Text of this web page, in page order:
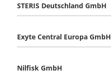
STERIS Deutschland GmbH
Exyte Central Europa GmbH
Nilfisk GmbH